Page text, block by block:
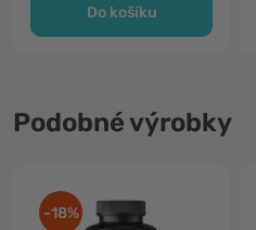
Do košíku
Podobné výrobky
-18%